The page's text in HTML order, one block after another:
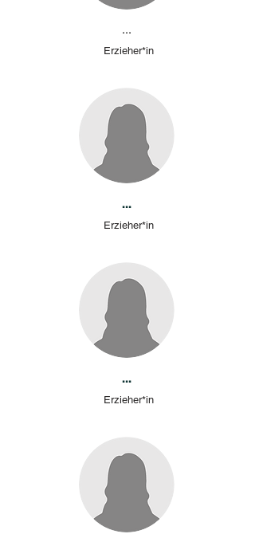
...
Erzieher*in
...
Erzieher*in
...
Erzieher*in